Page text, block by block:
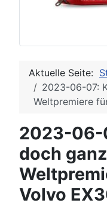
Aktuelle Seite:
2023-06-07:
Weltpremiere
2023-06-
doch
Volvo